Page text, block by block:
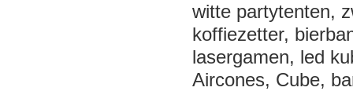
witte partytenten,
koffiezetter,
lasergamen, led
Aircones, Cube,